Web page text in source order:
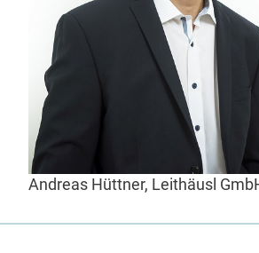
Andreas Hüttner, Leithäusl